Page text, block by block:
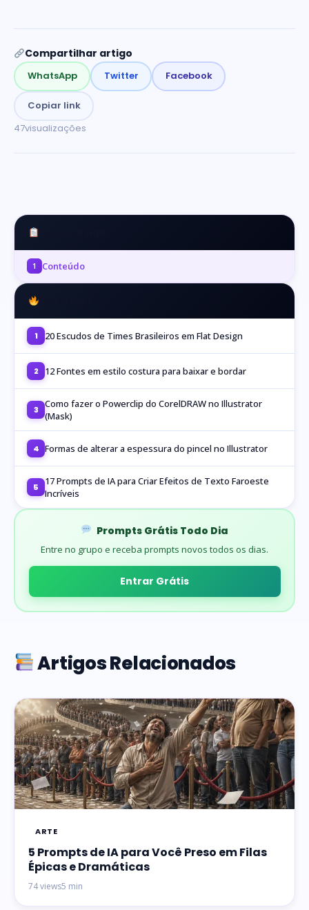
Compartilhar artigo
WhatsApp Twitter Facebook
Copiar link
47visualizações
1 Conteúdo
1 20 Escudos de Times Brasileiros em Flat Design
2 12 Fontes em estilo costura para baixar e bordar
3 Como fazer o Powerclip do CorelDRAW no Illustrator
(Mask)
4 Formas de alterar a espessura do pincel no Illustrator
5
17 Prompts de IA para Criar Efeitos de Texto Faroeste
Incríveis
Prompts Grátis Todo Dia
Entre no grupo e receba prompts novos todos os dias.
Entrar Grátis
Artigos Relacionados
ARTE
5 Prompts de IA para Você Preso em Filas
Épicas e Dramáticas
74 views5 min